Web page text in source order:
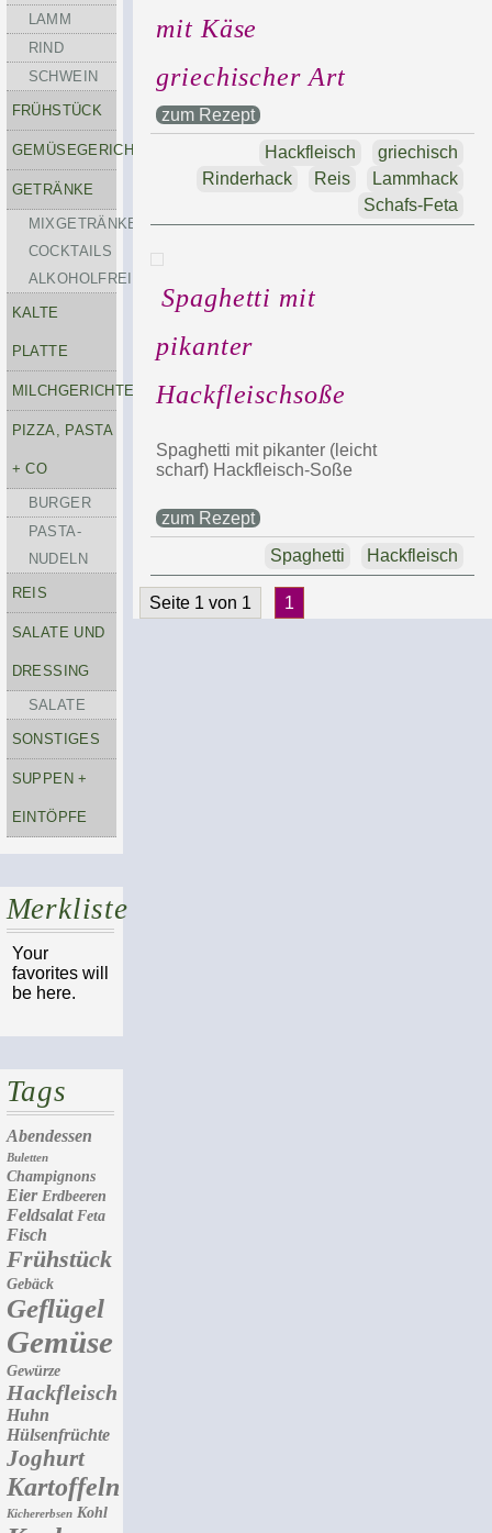
LAMM
RIND
SCHWEIN
FRÜHSTÜCK
GEMÜSEGERICHTE
GETRÄNKE
MIXGETRÄNKE-
COCKTAILS
ALKOHOLFREI
KALTE
PLATTE
MILCHGERICHTE
PIZZA, PASTA
+ CO
BURGER
PASTA-
NUDELN
REIS
SALATE UND
DRESSING
SALATE
SONSTIGES
SUPPEN +
EINTÖPFE
Merkliste
Your
favorites will
be here.
Tags
Abendessen
Buletten
Champignons
Eier Erdbeeren
Feldsalat Feta
Fisch
Frühstück
Gebäck
Geflügel
Gemüse
Gewürze
Hackfleisch
Huhn
Hülsenfrüchte
Joghurt
Kartoffeln
Kichererbsen Kohl
mit Käse
griechischer Art
zum Rezept
griechisch
Hackfleisch
Lammhack
Reis
Rinderhack
Schafs-Feta
Spaghetti mit
pikanter
Hackfleischsoße
Spaghetti mit pikanter (leicht
scharf) Hackfleisch-Soße
zum Rezept
Hackfleisch
Spaghetti
Seite 1 von 1 1